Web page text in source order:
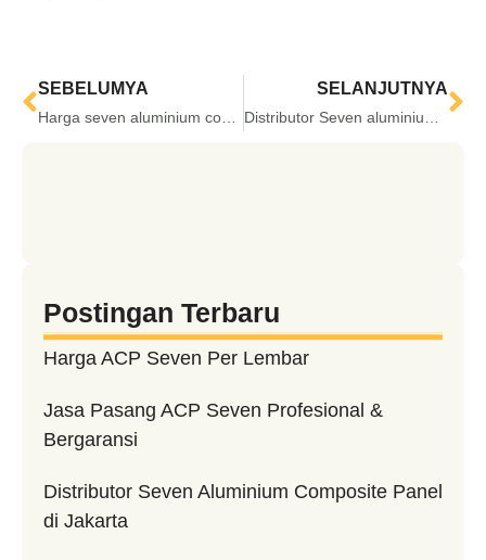
SEBELUMYA SELANJUTNYA
Postingan Terbaru
Harga ACP Seven Per Lembar
Jasa Pasang ACP Seven Profesional &
Bergaransi
Distributor Seven Aluminium Composite Panel
di Jakarta